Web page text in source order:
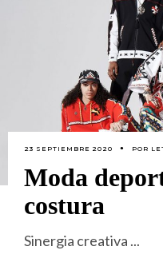
23 SEPTIEMBRE 2020 POR
Moda
costura
Sinergia creativa